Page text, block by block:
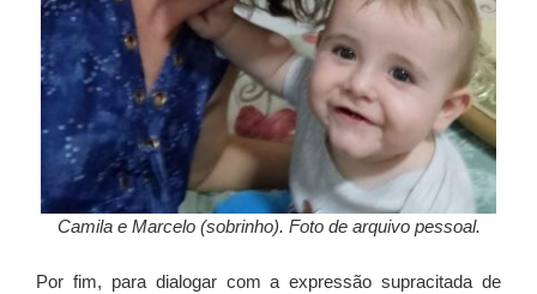
Camila e Marcelo (sobrinho). Foto de arquivo pessoal.
Por fim, para dialogar com a expressão supracitada de